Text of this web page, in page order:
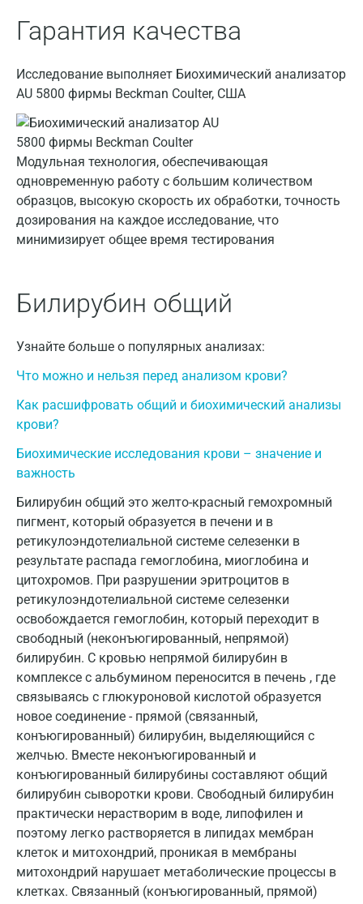
Гарантия качества
Исследование выполняет Биохимический анализатор
AU 5800 фирмы Beckman Coulter, США
Модульная технология, обеспечивающая
одновременную работу с большим количеством
образцов, высокую скорость их обработки, точность
дозирования на каждое исследование, что
минимизирует общее время тестирования
Билирубин общий
Узнайте больше о популярных анализах:
Что можно и нельзя перед анализом крови?
Как расшифровать общий и биохимический анализы
крови?
Биохимические исследования крови – значение и
важность
Билирубин общий это желто-красный гемохромный
пигмент, который образуется в печени и в
ретикулоэндотелиальной системе селезенки в
результате распада гемоглобина, миоглобина и
цитохромов. При разрушении эритроцитов в
ретикулоэндотелиальной системе селезенки
освобождается гемоглобин, который переходит в
свободный (неконъюгированный, непрямой)
билирубин. С кровью непрямой билирубин в
комплексе с альбумином переносится в печень , где
связываясь с глюкуроновой кислотой образуется
новое соединение - прямой (связанный,
конъюгированный) билирубин, выделяющийся с
желчью. Вместе неконъюгированный и
конъюгированный билирубины составляют общий
билирубин сыворотки крови. Свободный билирубин
практически нерастворим в воде, липофилен и
поэтому легко растворяется в липидах мембран
клеток и митохондрий, проникая в мембраны
митохондрий нарушает метаболические процессы в
клетках. Связанный (конъюгированный, прямой)
Санкт-Петербург
Казань
Альметьевск
Апрелевка
Армавир
Астрахань
Балашиха
Брянск
Великий Новгород
Видное
Владимир
Волжский
Вологда
Воронеж
Всеволожск
Гатчина
Геленджик
Голубое
Дзержинск
Дзержинский
Дмитров
Долгопрудный
Домодедово
Екатеринбург
Жуковский